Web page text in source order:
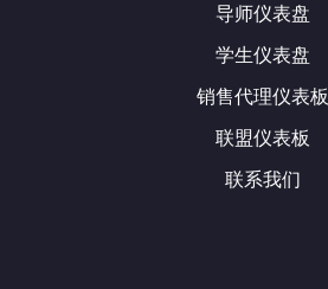
导师仪表盘
学生仪表盘
销售代理仪表板
联盟仪表板
联系我们